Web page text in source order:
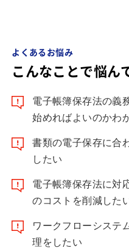
よくあるお悩み
こんなことで悩ん
電子帳簿保存法の義
始めればよいのかわ
書類の電子保存に合
したい
電子帳簿保存法に対
のコストを削減した
ワークフローシステ
理をしたい